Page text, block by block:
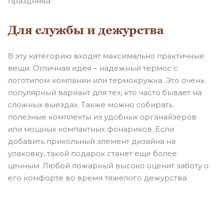
Для службы и дежурства
В эту категорию входят максимально практичные
вещи. Отличная идея – надежный термос с
логотипом компании или термокружка. Это очень
популярный вариант для тех, кто часто бывает на
сложных выездах. Также можно собирать
полезные комплекты из удобных органайзеров
или мощных компактных фонариков. Если
добавить прикольный элемент дизайна на
упаковку, такой подарок станет еще более
ценным. Любой пожарный высоко оценит заботу о
его комфорте во время тяжелого дежурства.